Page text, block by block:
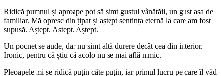
Ridică pumnul și aproape pot să simt gustul vânătăii, un gust așa de
familiar. Mă opresc din țipat și aștept sentința eternă la care am fost
supusă. Aștept. Aștept. Aștept.
Un pocnet se aude, dar nu simt altă durere decât cea din interior.
Ironic, pentru că știu că acolo nu se mai află nimic.
Pleoapele mi se ridică puțin câte puțin, iar primul lucru pe care îl văd